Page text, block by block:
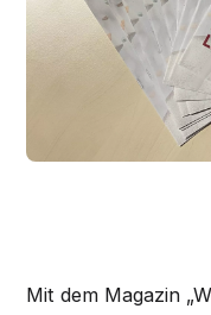
Mit dem Magazin